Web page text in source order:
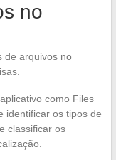
no
de arquivos no
como Files
identificar os tipos de
classificar os